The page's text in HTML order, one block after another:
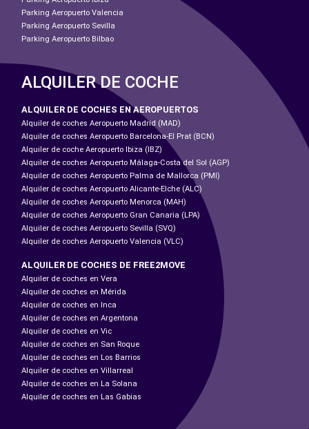
Parking Aeropuerto Valencia
Parking Aeropuerto Sevilla
Parking Aeropuerto Bilbao
ALQUILER DE COCHE
ALQUILER DE COCHES EN AEROPUERTOS
Alquiler de coches Aeropuerto Madrid (MAD)
Alquiler de coches Aeropuerto Barcelona-El Prat (BCN)
Alquiler de coche Aeropuerto Ibiza (IBZ)
Alquiler de coches Aeropuerto Málaga-Costa del Sol (AGP)
Alquiler de coches Aeropuerto Palma de Mallorca (PMI)
Alquiler de coches Aeropuerto Alicante-Elche (ALC)
Alquiler de coches Aeropuerto Menorca (MAH)
Alquiler de coches Aeropuerto Gran Canaria (LPA)
Alquiler de coches Aeropuerto Sevilla (SVQ)
Alquiler de coches Aeropuerto Valencia (VLC)
ALQUILER DE COCHES DE FREE2MOVE
Alquiler de coches en Vera
Alquiler de coches en Mérida
Alquiler de coches en Inca
Alquiler de coches en Argentona
Alquiler de coches en Vic
Alquiler de coches en San Roque
Alquiler de coches en Los Barrios
Alquiler de coches en Villarreal
Alquiler de coches en La Solana
Alquiler de coches en Las Gabias